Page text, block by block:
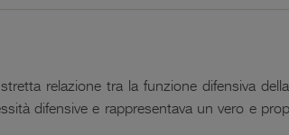
relazione tra la funzione difensiva
difensive e rappresentava un vero e